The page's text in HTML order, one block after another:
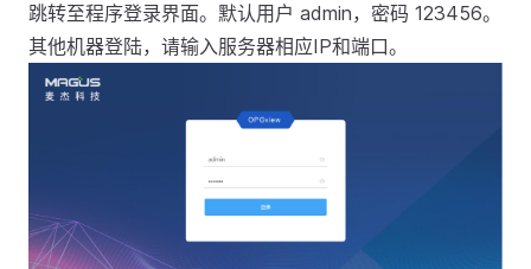
跳转至程序登录界面。默认用户 admin，密码 123456。
其他机器登陆，请输入服务器相应IP和端口。